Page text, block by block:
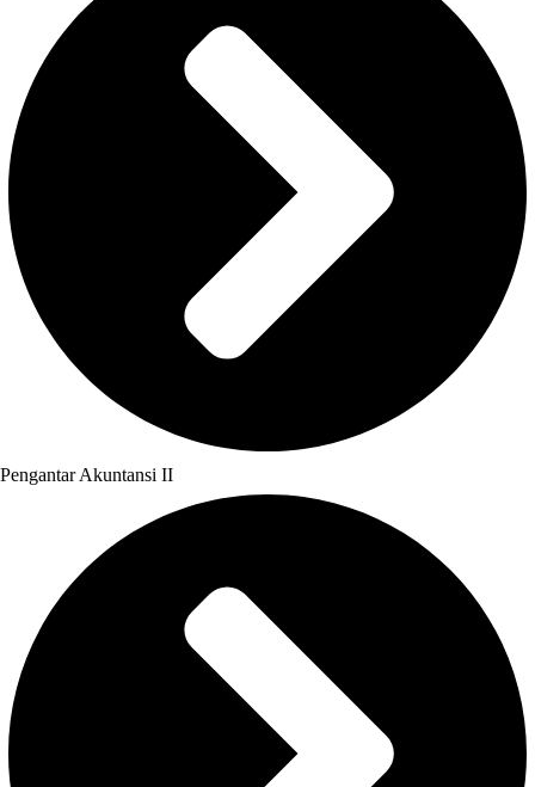
Pengantar Akuntansi II